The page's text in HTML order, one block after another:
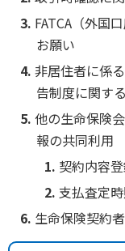
FATCA（外国
お願い
非居住者に係
告制度に関す
他の生命保険
報の共同利用
契約内容
支払査定
生命保険契約